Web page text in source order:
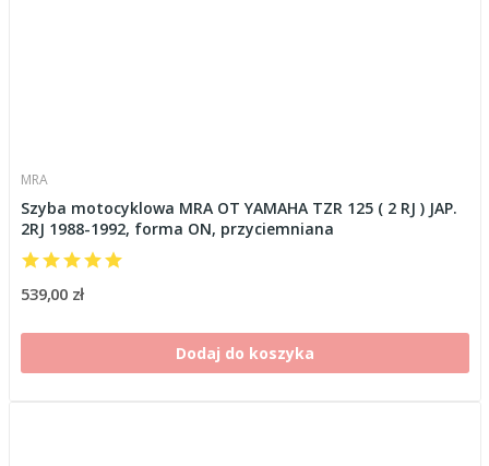
MRA
Szyba motocyklowa MRA OT YAMAHA TZR 125 ( 2 RJ ) JAP.
2RJ 1988-1992, forma ON, przyciemniana
539,00 zł
Dodaj do koszyka